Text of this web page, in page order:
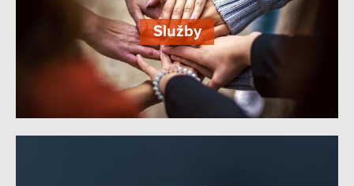
Služby